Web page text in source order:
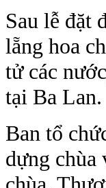
Sau lễ đặt
lẵng hoa
tử các
tại Ba Lan.
Ban tổ
dựng chùa